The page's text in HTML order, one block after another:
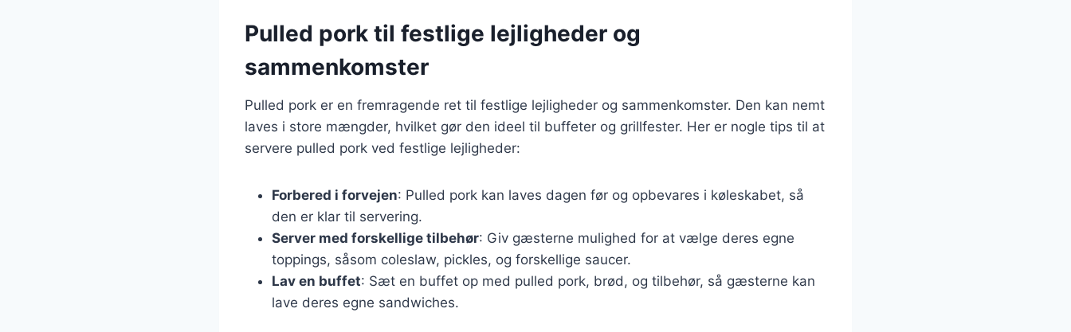
Pulled pork til festlige lejligheder og
sammenkomster
Pulled pork er en fremragende ret til festlige lejligheder og sammenkomster. Den kan nemt
laves i store mængder, hvilket gør den ideel til buffeter og grillfester. Her er nogle tips til at
servere pulled pork ved festlige lejligheder:
Forbered i forvejen: Pulled pork kan laves dagen før og opbevares i køleskabet, så
den er klar til servering.
Server med forskellige tilbehør: Giv gæsterne mulighed for at vælge deres egne
toppings, såsom coleslaw, pickles, og forskellige saucer.
Lav en buffet: Sæt en buffet op med pulled pork, brød, og tilbehør, så gæsterne kan
lave deres egne sandwiches.